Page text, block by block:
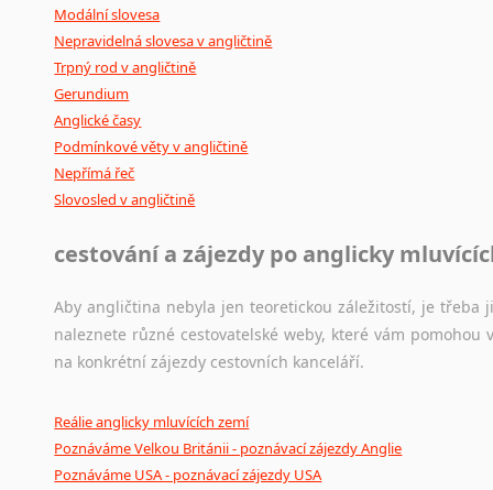
Modální slovesa
Nepravidelná slovesa v angličtině
Trpný rod v angličtině
Gerundium
Anglické časy
Podmínkové věty v angličtině
Nepřímá řeč
Slovosled v angličtině
cestování a zájezdy po anglicky
Aby angličtina nebyla jen teoretickou záležitostí, je
naleznete různé cestovatelské weby, které vám
na konkrétní zájezdy cestovních kanceláří.
Reálie anglicky mluvících zemí
Poznáváme Velkou Británii - poznávací zájezdy Anglie
Poznáváme USA - poznávací zájezdy USA